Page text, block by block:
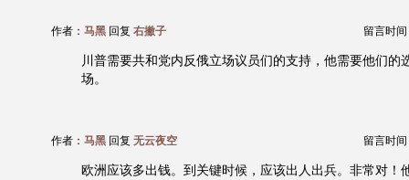
作者： 马黑 回复 右撇子 留言时间
川普需要共和党内反俄立场议员们的支持，他需要他们的
场。
作者： 马黑 回复 无云夜空 留言时间
欧洲应该多出钱。到关键时候，应该出人出兵。非常对！